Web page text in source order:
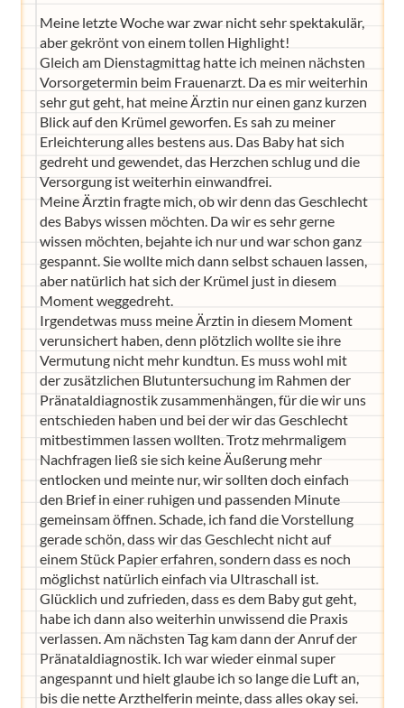
Meine letzte Woche war zwar nicht sehr spektakulär,
aber gekrönt von einem tollen Highlight!
Gleich am Dienstagmittag hatte ich meinen nächsten
Vorsorgetermin beim Frauenarzt. Da es mir weiterhin
sehr gut geht, hat meine Ärztin nur einen ganz kurzen
Blick auf den Krümel geworfen. Es sah zu meiner
Erleichterung alles bestens aus. Das Baby hat sich
gedreht und gewendet, das Herzchen schlug und die
Versorgung ist weiterhin einwandfrei.
Meine Ärztin fragte mich, ob wir denn das Geschlecht
des Babys wissen möchten. Da wir es sehr gerne
wissen möchten, bejahte ich nur und war schon ganz
gespannt. Sie wollte mich dann selbst schauen lassen,
aber natürlich hat sich der Krümel just in diesem
Moment weggedreht.
Irgendetwas muss meine Ärztin in diesem Moment
verunsichert haben, denn plötzlich wollte sie ihre
Vermutung nicht mehr kundtun. Es muss wohl mit
der zusätzlichen Blutuntersuchung im Rahmen der
Pränataldiagnostik zusammenhängen, für die wir uns
entschieden haben und bei der wir das Geschlecht
mitbestimmen lassen wollten. Trotz mehrmaligem
Nachfragen ließ sie sich keine Äußerung mehr
entlocken und meinte nur, wir sollten doch einfach
den Brief in einer ruhigen und passenden Minute
gemeinsam öffnen. Schade, ich fand die Vorstellung
gerade schön, dass wir das Geschlecht nicht auf
einem Stück Papier erfahren, sondern dass es noch
möglichst natürlich einfach via Ultraschall ist.
Glücklich und zufrieden, dass es dem Baby gut geht,
habe ich dann also weiterhin unwissend die Praxis
verlassen. Am nächsten Tag kam dann der Anruf der
Pränataldiagnostik. Ich war wieder einmal super
angespannt und hielt glaube ich so lange die Luft an,
bis die nette Arzthelferin meinte, dass alles okay sei.